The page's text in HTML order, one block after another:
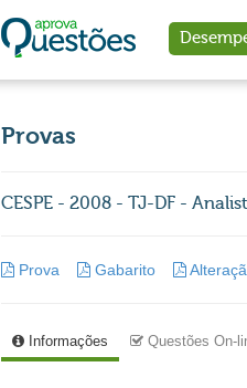
Provas
CESPE - 2008 - TJ-DF -
Prova Gabarito
Informações Questões On-